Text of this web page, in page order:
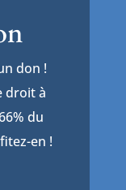
don !
droit à
du
en !